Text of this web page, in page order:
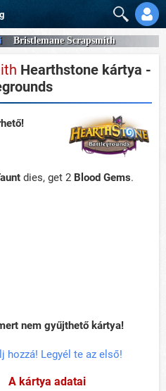
Bristlemane Scrapsmith
Hearthstone kártya -
dies, get 2 Blood Gems.
nem gyűjthető kártya!
hozzá! Legyél te az első!
A kártya adatai